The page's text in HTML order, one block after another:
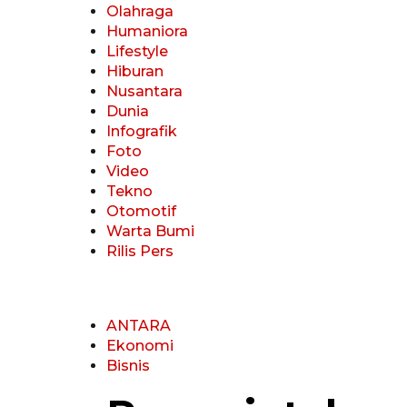
Olahraga
Humaniora
Lifestyle
Hiburan
Nusantara
Dunia
Infografik
Foto
Video
Tekno
Otomotif
Warta Bumi
Rilis Pers
ANTARA
Ekonomi
Bisnis